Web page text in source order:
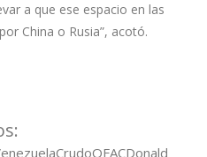
a que ese espacio en las
China o Rusia”, acotó.
CrudoOFACDonald